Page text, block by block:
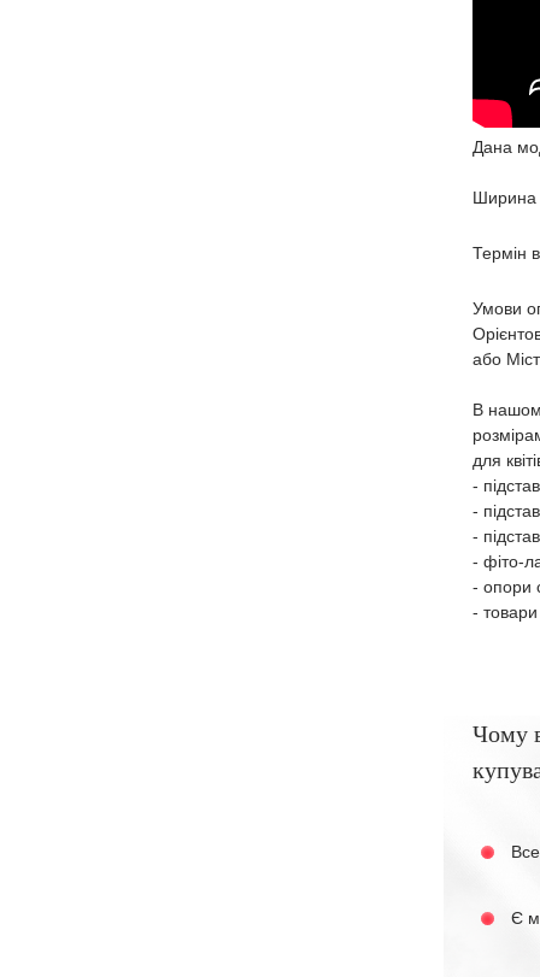
Дана
Ширина
Термін
Умови
або
В
для
-
-
-
- фіто-
- опори
- товари
Чому
Є